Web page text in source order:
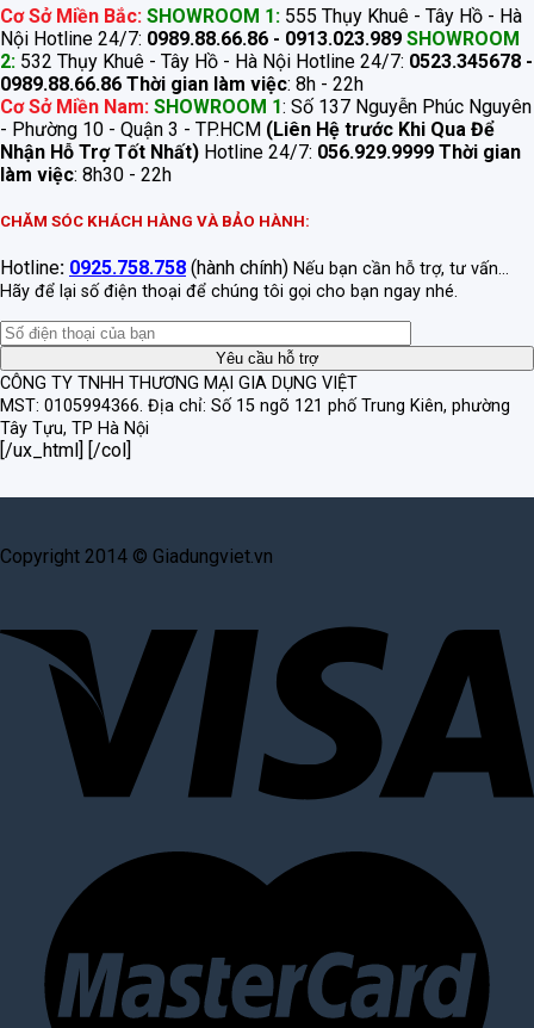
Cơ Sở Miền Bắc: SHOWROOM 1: 555 Thụy Khuê - Tây Hồ - Hà
Nội Hotline 24/7: 0989.88.66.86 - 0913.023.989 SHOWROOM
2: 532 Thụy Khuê - Tây Hồ - Hà Nội Hotline 24/7: 0523.345678 -
0989.88.66.86 Thời gian làm việc: 8h - 22h
Cơ Sở Miền Nam: SHOWROOM 1: Số 137 Nguyễn Phúc Nguyên
- Phường 10 - Quận 3 - TP.HCM (Liên Hệ trước Khi Qua Để
Nhận Hỗ Trợ Tốt Nhất) Hotline 24/7: 056.929.9999 Thời gian
làm việc: 8h30 - 22h
CHĂM SÓC KHÁCH HÀNG VÀ BẢO HÀNH:
Hotline: 0925.758.758 (hành chính) Nếu bạn cần hỗ trợ, tư vấn...
Hãy để lại số điện thoại để chúng tôi gọi cho bạn ngay nhé.
CÔNG TY TNHH THƯƠNG MẠI GIA DỤNG VIỆT
MST: 0105994366. Địa chỉ: Số 15 ngõ 121 phố Trung Kiên, phường
Tây Tựu, TP Hà Nội
[/ux_html] [/col]
Copyright 2014 © Giadungviet.vn